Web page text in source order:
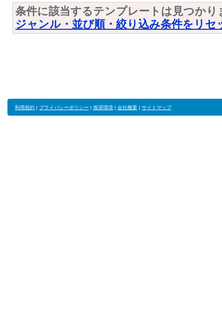
条件に該当するテンプレートは見つかり
ジャンル・並び順・絞り込み条件をリセ
利用規約 | プライバシーポリシー | 推奨環境 | 会社概要 | サイトマップ